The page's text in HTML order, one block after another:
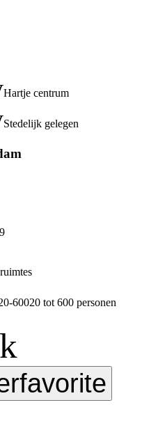
Hartje centrum
Stedelijk gelegen
9
60020 tot 600 personen
favorite